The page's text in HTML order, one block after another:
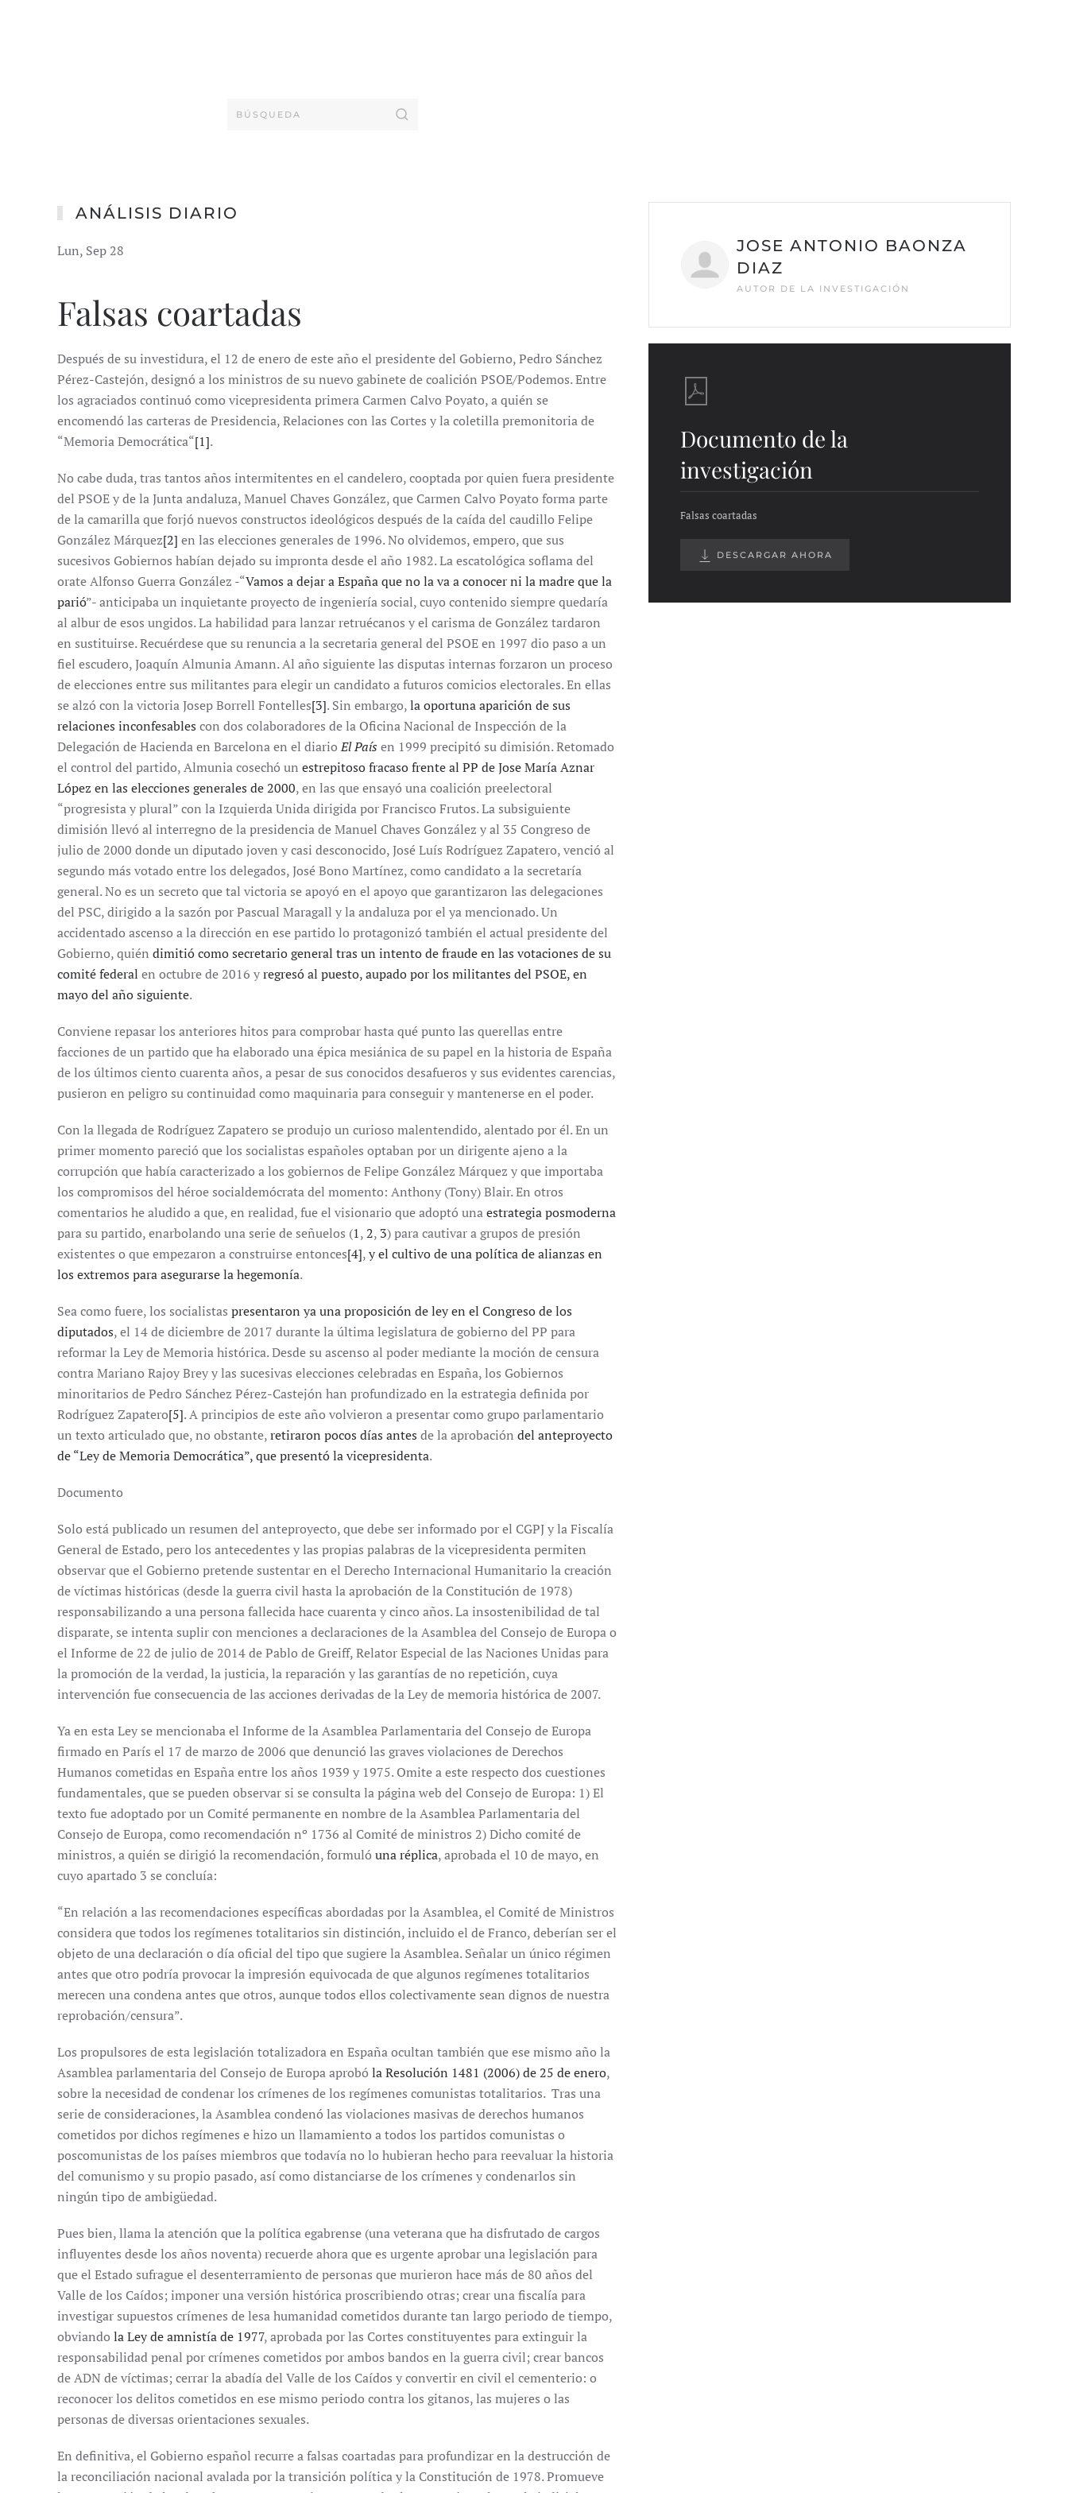
ANÁLISIS DIARIO
Lun, Sep 28
Falsas coartadas
Después de su investidura, el 12 de enero de este año el presidente del Gobierno, Pedro Sánchez
Pérez-Castejón, designó a los ministros de su nuevo gabinete de coalición PSOE/Podemos. Entre
los agraciados continuó como vicepresidenta primera Carmen Calvo Poyato, a quién se
encomendó las carteras de Presidencia, Relaciones con las Cortes y la coletilla premonitoria de
“Memoria Democrática“[1].
No cabe duda, tras tantos años intermitentes en el candelero, cooptada por quien fuera presidente
del PSOE y de la Junta andaluza, Manuel Chaves González, que Carmen Calvo Poyato forma parte
de la camarilla que forjó nuevos constructos ideológicos después de la caída del caudillo Felipe
González Márquez[2] en las elecciones generales de 1996. No olvidemos, empero, que sus
sucesivos Gobiernos habían dejado su impronta desde el año 1982. La escatológica soflama del
orate Alfonso Guerra González -“Vamos a dejar a España que no la va a conocer ni la madre que la
parió”- anticipaba un inquietante proyecto de ingeniería social, cuyo contenido siempre quedaría
al albur de esos ungidos. La habilidad para lanzar retruécanos y el carisma de González tardaron
en sustituirse. Recuérdese que su renuncia a la secretaria general del PSOE en 1997 dio paso a un
fiel escudero, Joaquín Almunia Amann. Al año siguiente las disputas internas forzaron un proceso
de elecciones entre sus militantes para elegir un candidato a futuros comicios electorales. En ellas
se alzó con la victoria Josep Borrell Fontelles[3]. Sin embargo,la oportuna aparición de sus
relaciones inconfesables con dos colaboradores de la Oficina Nacional de Inspección de la
Delegación de Hacienda en Barcelona en el diarioEl País en 1999 precipitó su dimisión. Retomado
el control del partido, Almunia cosechó un estrepitoso fracaso frente al PP de Jose María Aznar
López en las elecciones generales de 2000, en las que ensayó una coalición preelectoral
“progresista y plural” con la Izquierda Unida dirigida por Francisco Frutos. La subsiguiente
dimisión llevó al interregno de la presidencia de Manuel Chaves González y al 35 Congreso de
julio de 2000 donde un diputado joven y casi desconocido, José Luís Rodríguez Zapatero, venció al
segundo más votado entre los delegados, José Bono Martínez, como candidato a la secretaría
general. No es un secreto que tal victoria se apoyó en el apoyo que garantizaron las delegaciones
del PSC, dirigido a la sazón por Pascual Maragall y la andaluza por el ya mencionado. Un
accidentado ascenso a la dirección en ese partido lo protagonizó también el actual presidente del
Gobierno, quién dimitió como secretario general tras un intento de fraude en las votaciones de su
comité federal en octubre de 2016 yregresó al puesto, aupado por los militantes del PSOE, en
mayo del año siguiente.
Conviene repasar los anteriores hitos para comprobar hasta qué punto las querellas entre
facciones de un partido que ha elaborado una épica mesiánica de su papel en la historia de España
de los últimos ciento cuarenta años, a pesar de sus conocidos desafueros y sus evidentes carencias,
pusieron en peligro su continuidad como maquinaria para conseguir y mantenerse en el poder.
Con la llegada de Rodríguez Zapatero se produjo un curioso malentendido, alentado por él. En un
primer momento pareció que los socialistas españoles optaban por un dirigente ajeno a la
corrupción que había caracterizado a los gobiernos de Felipe González Márquez y que importaba
los compromisos del héroe socialdemócrata del momento: Anthony (Tony) Blair. En otros
comentarios he aludido a que, en realidad, fue el visionario que adoptó unaestrategia posmoderna
para su partido, enarbolando una serie de señuelos (1,2, 3) para cautivar a grupos de presión
existentes o que empezaron a construirse entonces[4],y el cultivo de una política de alianzas en
los extremos para asegurarse la hegemonía.
Sea como fuere, los socialistas presentaron ya una proposición de ley en el Congreso de los
diputados, el 14 de diciembre de 2017 durante la última legislatura de gobierno del PP para
reformar la Ley de Memoria histórica. Desde su ascenso al poder mediante la moción de censura
contra Mariano Rajoy Brey y las sucesivas elecciones celebradas en España, los Gobiernos
minoritarios de Pedro Sánchez Pérez-Castejón han profundizado en la estrategia definida por
Rodríguez Zapatero[5]. A principios de este año volvieron a presentar como grupo parlamentario
un texto articulado que, no obstante,retiraron pocos días antes de la aprobación del anteproyecto
de “Ley de Memoria Democrática”, que presentó la vicepresidenta.
Documento
Solo está publicado un resumen del anteproyecto, que debe ser informado por el CGPJ y la Fiscalía
General de Estado, pero los antecedentes y las propias palabras de la vicepresidenta permiten
observar que el Gobierno pretende sustentar en el Derecho Internacional Humanitario la creación
de víctimas históricas (desde la guerra civil hasta la aprobación de la Constitución de 1978)
responsabilizando a una persona fallecida hace cuarenta y cinco años. La insostenibilidad de tal
disparate, se intenta suplir con menciones a declaraciones de la Asamblea del Consejo de Europa o
el Informe de 22 de julio de 2014 de Pablo de Greiff, Relator Especial de las Naciones Unidas para
la promoción de la verdad, la justicia, la reparación y las garantías de no repetición, cuya
intervención fue consecuencia de las acciones derivadas de la Ley de memoria histórica de 2007.
Ya en esta Ley se mencionaba el Informe de la Asamblea Parlamentaria del Consejo de Europa
firmado en París el 17 de marzo de 2006 que denunció las graves violaciones de Derechos
Humanos cometidas en España entre los años 1939 y 1975. Omite a este respecto dos cuestiones
fundamentales, que se pueden observar si se consulta la página web del Consejo de Europa: 1) El
texto fue adoptado por un Comité permanente en nombre de la Asamblea Parlamentaria del
Consejo de Europa, como recomendación nº 1736 al Comité de ministros 2) Dicho comité de
ministros, a quién se dirigió la recomendación, formuló una réplica, aprobada el 10 de mayo, en
cuyo apartado 3 se concluía:
“En relación a las recomendaciones específicas abordadas por la Asamblea, el Comité de Ministros
considera que todos los regímenes totalitarios sin distinción, incluido el de Franco, deberían ser el
objeto de una declaración o día oficial del tipo que sugiere la Asamblea. Señalar un único régimen
antes que otro podría provocar la impresión equivocada de que algunos regímenes totalitarios
merecen una condena antes que otros, aunque todos ellos colectivamente sean dignos de nuestra
reprobación/censura”.
Los propulsores de esta legislación totalizadora en España ocultan también que ese mismo año la
Asamblea parlamentaria del Consejo de Europa aprobó la Resolución 1481 (2006) de 25 de enero,
sobre la necesidad de condenar los crímenes de los regímenes comunistas totalitarios. Tras una
serie de consideraciones, la Asamblea condenó las violaciones masivas de derechos humanos
cometidos por dichos regímenes e hizo un llamamiento a todos los partidos comunistas o
poscomunistas de los países miembros que todavía no lo hubieran hecho para reevaluar la historia
del comunismo y su propio pasado, así como distanciarse de los crímenes y condenarlos sin
ningún tipo de ambigüedad.
Pues bien, llama la atención que la política egabrense (una veterana que ha disfrutado de cargos
influyentes desde los años noventa) recuerde ahora que es urgente aprobar una legislación para
que el Estado sufrague el desenterramiento de personas que murieron hace más de 80 años del
Valle de los Caídos; imponer una versión histórica proscribiendo otras; crear una fiscalía para
investigar supuestos crímenes de lesa humanidad cometidos durante tan largo periodo de tiempo,
obviando la Ley de amnistía de 1977, aprobada por las Cortes constituyentes para extinguir la
responsabilidad penal por crímenes cometidos por ambos bandos en la guerra civil; crear bancos
de ADN de víctimas; cerrar la abadía del Valle de los Caídos y convertir en civil el cementerio: o
reconocer los delitos cometidos en ese mismo periodo contra los gitanos, las mujeres o las
personas de diversas orientaciones sexuales.
En definitiva, el Gobierno español recurre a falsas coartadas para profundizar en la destrucción de
la reconciliación nacional avalada por la transición política y la Constitución de 1978. Promueve
JOSE ANTONIO BAONZA
DIAZ
AUTOR DE LA INVESTIGACIÓN
Documento de la
investigación
Falsas coartadas
DESCARGAR AHORA